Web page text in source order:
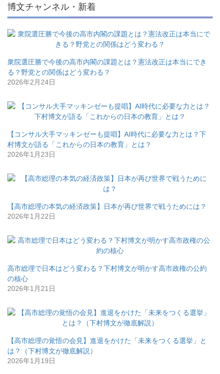
博文チャンネル・新着
衆院選圧勝で今後の高市内閣の課題とは？憲法改正は本当にでき
る？野党との関係はどう変わる？
2026年2月24日
【コンサル大手マッキンゼーも提唱】AI時代に必要な力とは？下
村博文が語る「これからの日本の教育」とは？
2026年1月23日
【高市総理の本気の経済政策】日本が再び世界で戦うためには？
2026年1月22日
高市総理で日本はどう変わる？下村博文が明かす高市政権の公約
の核心
2026年1月21日
【高市総理の覚悟の会見】進退をかけた「未来をつくる選挙」と
は？（下村博文が徹底解説）
2026年1月19日